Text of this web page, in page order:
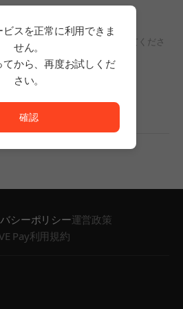
果がありません。
フィルタリングの条件を変更してくださ
い。
シーポリシー運営政策
Pay利用規約
スを正常に利用できま
せん。
てから、再度お試しくだ
さい。
確認